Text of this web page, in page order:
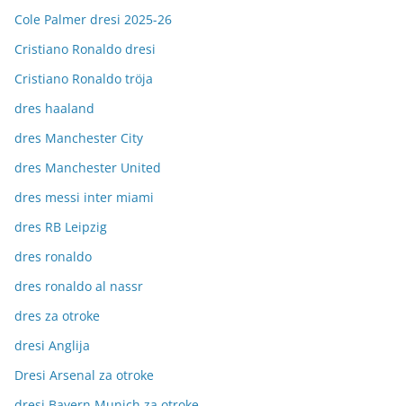
Cole Palmer dresi 2025-26
Cristiano Ronaldo dresi
Cristiano Ronaldo tröja
dres haaland
dres Manchester City
dres Manchester United
dres messi inter miami
dres RB Leipzig
dres ronaldo
dres ronaldo al nassr
dres za otroke
dresi Anglija
Dresi Arsenal za otroke